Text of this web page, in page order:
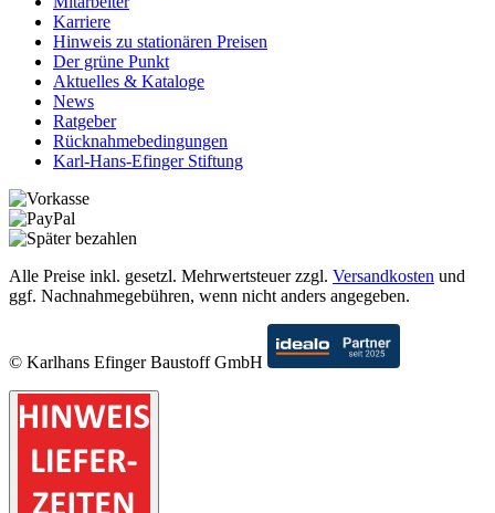
Karriere
Hinweis zu stationären Preisen
Der grüne Punkt
Aktuelles & Kataloge
News
Ratgeber
Rücknahmebedingungen
Karl-Hans-Efinger Stiftung
Alle Preise inkl. gesetzl. Mehrwertsteuer zzgl. Versandkosten und
ggf. Nachnahmegebühren, wenn nicht anders angegeben.
© Karlhans Efinger Baustoff GmbH